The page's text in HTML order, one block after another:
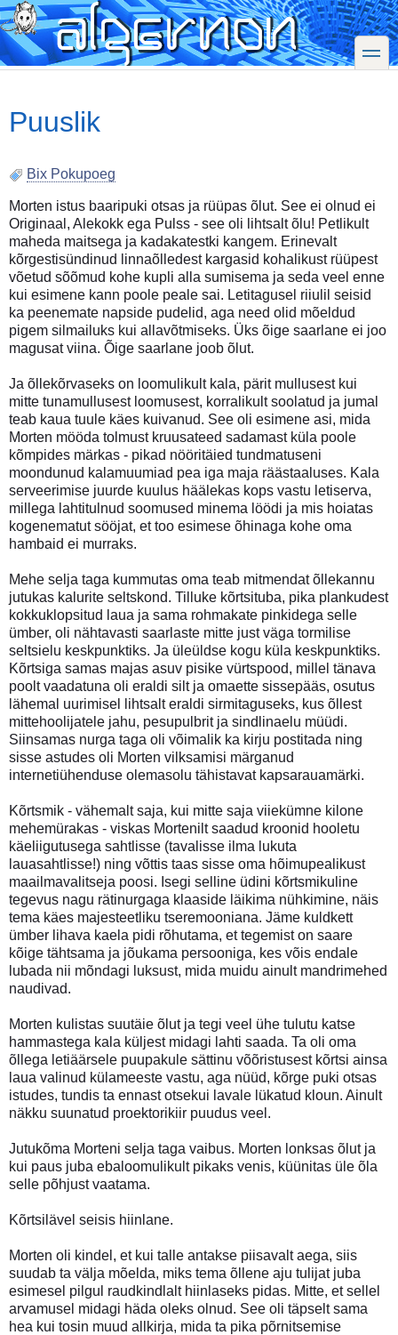
Skip
to
main
content
toggle
Puuslik
Bix Pokupoeg
Morten istus baaripuki otsas ja rüüpas õlut. See ei olnud ei
Originaal, Alekokk ega Pulss - see oli lihtsalt õlu! Petlikult
maheda maitsega ja kadakatestki kangem. Erinevalt
kõrgestisündinud linnaõlledest kargasid kohalikust rüüpest
võetud sõõmud kohe kupli alla sumisema ja seda veel enne
kui esimene kann poole peale sai. Letitagusel riiulil seisid
ka peenemate napside pudelid, aga need olid mõeldud
pigem silmailuks kui allavõtmiseks. Üks õige saarlane ei joo
magusat viina. Õige saarlane joob õlut.
Ja õllekõrvaseks on loomulikult kala, pärit mullusest kui
mitte tunamullusest loomusest, korralikult soolatud ja jumal
teab kaua tuule käes kuivanud. See oli esimene asi, mida
Morten mööda tolmust kruusateed sadamast küla poole
kõmpides märkas - pikad nööritäied tundmatuseni
moondunud kalamuumiad pea iga maja räästaaluses. Kala
serveerimise juurde kuulus häälekas kops vastu letiserva,
millega lahtitulnud soomused minema löödi ja mis hoiatas
kogenematut sööjat, et too esimese õhinaga kohe oma
hambaid ei murraks.
Mehe selja taga kummutas oma teab mitmendat õllekannu
jutukas kalurite seltskond. Tilluke kõrtsituba, pika plankudest
kokkuklopsitud laua ja sama rohmakate pinkidega selle
ümber, oli nähtavasti saarlaste mitte just väga tormilise
seltsielu keskpunktiks. Ja üleüldse kogu küla keskpunktiks.
Kõrtsiga samas majas asuv pisike vürtspood, millel tänava
poolt vaadatuna oli eraldi silt ja omaette sissepääs, osutus
lähemal uurimisel lihtsalt eraldi sirmitaguseks, kus õllest
mittehoolijatele jahu, pesupulbrit ja sindlinaelu müüdi.
Siinsamas nurga taga oli võimalik ka kirju postitada ning
sisse astudes oli Morten vilksamisi märganud
internetiühenduse olemasolu tähistavat kapsarauamärki.
Kõrtsmik - vähemalt saja, kui mitte saja viiekümne kilone
mehemürakas - viskas Mortenilt saadud kroonid hooletu
käeliigutusega sahtlisse (tavalisse ilma lukuta
lauasahtlisse!) ning võttis taas sisse oma hõimupealikust
maailmavalitseja poosi. Isegi selline üdini kõrtsmikuline
tegevus nagu rätinurgaga klaaside läikima nühkimine, näis
tema käes majesteetliku tseremooniana. Jäme kuldkett
ümber lihava kaela pidi rõhutama, et tegemist on saare
kõige tähtsama ja jõukama persooniga, kes võis endale
lubada nii mõndagi luksust, mida muidu ainult mandrimehed
naudivad.
Morten kulistas suutäie õlut ja tegi veel ühe tulutu katse
hammastega kala küljest midagi lahti saada. Ta oli oma
õllega letiäärsele puupakule sättinu võõristusest kõrtsi ainsa
laua valinud külameeste vastu, aga nüüd, kõrge puki otsas
istudes, tundis ta ennast otsekui lavale lükatud kloun. Ainult
näkku suunatud proektorikiir puudus veel.
Jutukõma Morteni selja taga vaibus. Morten lonksas õlut ja
kui paus juba ebaloomulikult pikaks venis, küünitas üle õla
selle põhjust vaatama.
Kõrtsilävel seisis hiinlane.
Morten oli kindel, et kui talle antakse piisavalt aega, siis
suudab ta välja mõelda, miks tema õllene aju tulijat juba
esimesel pilgul raudkindlalt hiinlaseks pidas. Mitte, et sellel
arvamusel midagi häda oleks olnud. See oli täpselt sama
hea kui tosin muud allkirja, mida ta pika põrnitsemise